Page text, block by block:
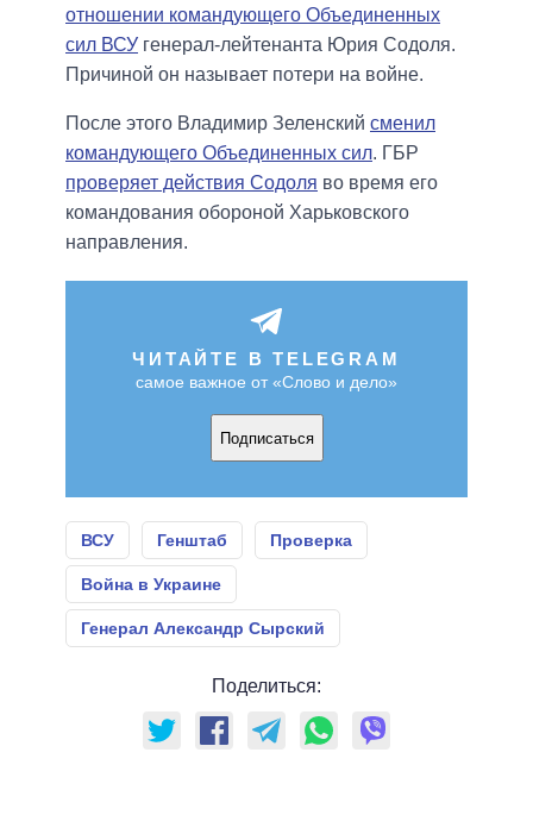
отношении командующего Объединенных
сил ВСУ генерал-лейтенанта Юрия Содоля.
Причиной он называет потери на войне.
После этого Владимир Зеленский сменил
командующего Объединенных сил. ГБР
проверяет действия Содоля во время его
командования обороной Харьковского
направления.
ЧИТАЙТЕ В TELEGRAM
самое важное от «Слово и дело»
Подписаться
ВСУ Генштаб Проверка
Война в Украине
Генерал Александр Сырский
Поделиться: